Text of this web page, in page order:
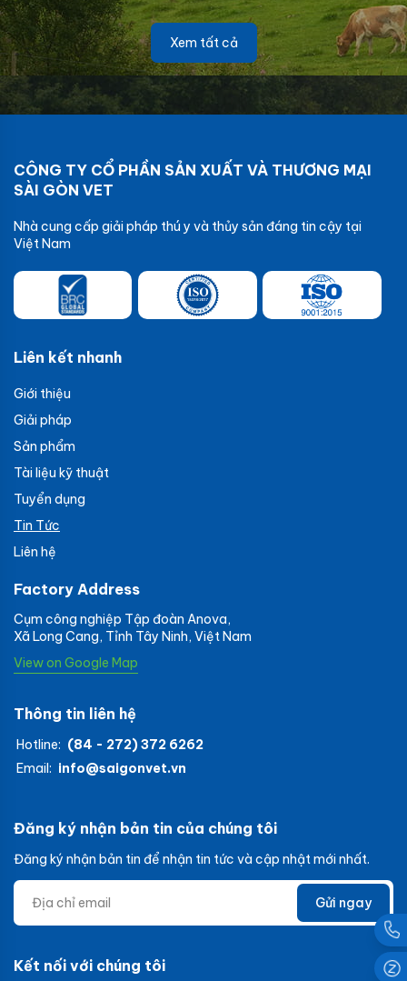
Xem tất cả
CÔNG TY CỔ PHẦN SẢN XUẤT VÀ THƯƠNG MẠI
SÀI GÒN VET
Nhà cung cấp giải pháp thú y và thủy sản đáng tin cậy tại
Việt Nam
Liên kết nhanh
Giới thiệu
Giải pháp
Sản phẩm
Tài liệu kỹ thuật
Tuyển dụng
Tin Tức
Liên hệ
Factory Address
Cụm công nghiệp Tập đoàn Anova,
Xã Long Cang, Tỉnh Tây Ninh, Việt Nam
View on Google Map
Thông tin liên hệ
Hotline: (84 - 272) 372 6262
Email: info@saigonvet.vn
Đăng ký nhận bản tin của chúng tôi
Đăng ký nhận bản tin để nhận tin tức và cập nhật mới nhất.
Gửi ngay
Kết nối với chúng tôi